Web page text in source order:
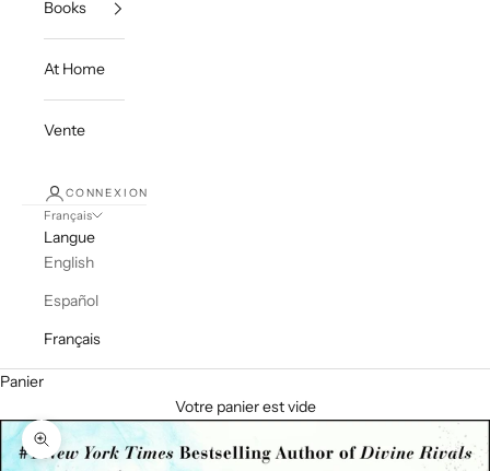
Books
At Home
Vente
CONNEXION
Français
Langue
English
Español
Français
Panier
Votre panier est vide
Zoomer sur l'image